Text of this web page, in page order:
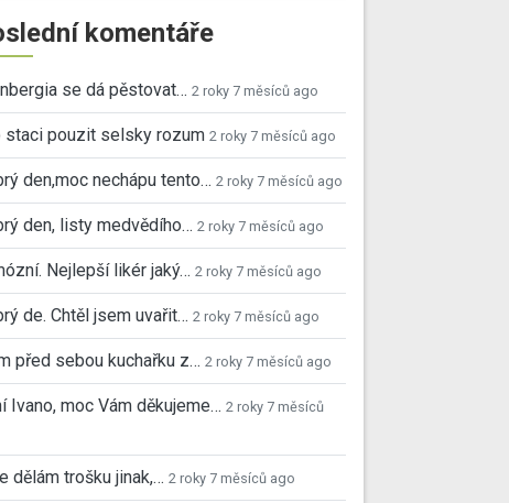
komentáře
se dá pěstovat… 2 roky 7 měsíců ago
staci pouzit selsky rozum 2 roky 7 měsíců ago
den,moc nechápu tento… 2 roky 7 měsíců ago
den, listy medvědího… 2 roky 7 měsíců ago
Nejlepší likér jaký… 2 roky 7 měsíců ago
de. Chtěl jsem uvařit… 2 roky 7 měsíců ago
před sebou kuchařku z… 2 roky 7 měsíců ago
Ivano, moc Vám děkujeme… 2 roky 7 měsíců
dělám trošku jinak,… 2 roky 7 měsíců ago